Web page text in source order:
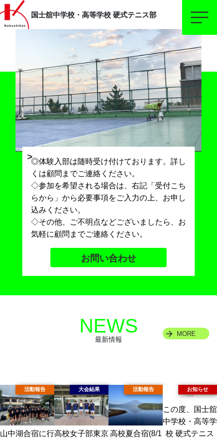
国士舘中学校・高等学校 硬式テニス部
◎体験入部は随時受け付けております。詳し
くは顧問までご連絡ください。
◇参加を希望される場合は、右記「受付こち
らから」から必要事項をご入力の上、お申し
込みください。
◇その他、ご不明点などございましたら、お
気軽に顧問までご連絡ください。
お問い合わせ
最新情報
NEWS MORE
山中湖合宿に行高校女子部東京 高校夏合宿(8/1
この度、国士舘
中学校・高等学
校 硬式テニス